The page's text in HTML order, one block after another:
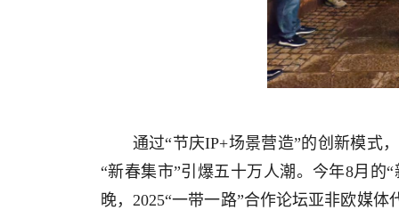
通过“节庆IP+场景营造”的创新模式
“新春集市”引爆五十万人潮。今年8月的
晚，2025“一带一路”合作论坛亚非欧媒